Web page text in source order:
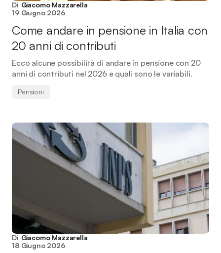
Di Giacomo Mazzarella
19 Giugno 2026
Come andare in pensione in Italia con
20 anni di contributi
Ecco alcune possibilità di andare in pensione con 20
anni di contributi nel 2026 e quali sono le variabili.
Pensioni
Di Giacomo Mazzarella
18 Giugno 2026